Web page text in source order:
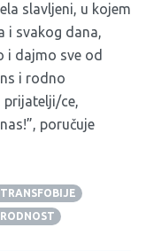
slavljeni, u kojem
i svakog dana,
i dajmo sve od
i rodno
prijatelji/ce,
poručuje